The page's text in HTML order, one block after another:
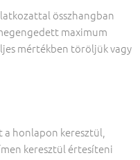
összhangban
maximum
mértékben töröljük vagy
honlapon keresztül,
keresztül értesíteni